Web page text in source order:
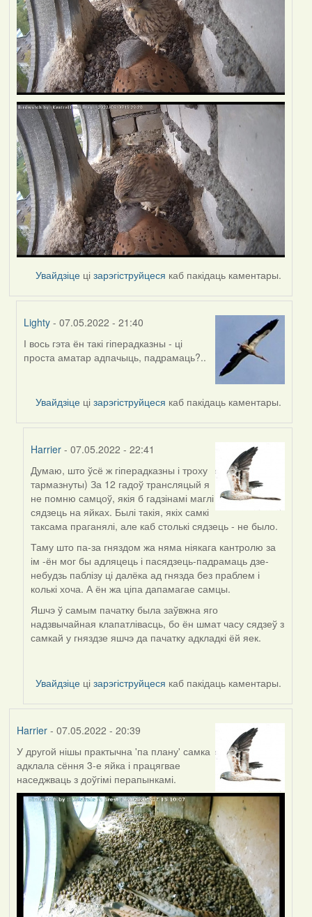
Увайдзіце цізарэгіструйцеся каб пакідаць каментары.
Lighty - 07.05.2022 - 21:40
In
reply
Harrier
І вось гэта ён такі гіперадказны - ці
проста аматар адпачыць, падрамаць?..
Увайдзіце цізарэгіструйцеся каб пакідаць каментары.
Harrier - 07.05.2022 - 22:41
In
reply
to
by
Lighty
Думаю, што ўсё ж гіперадказны і троху
тармазнуты) За 12 гадоў трансляцый я
не помню самцоў, якія б гадзінамі маглі
сядзець на яйках. Былі такія, якіх самкі
таксама праганялі, але каб столькі сядзець - не было.
Таму што па-за гняздом жа няма ніякага кантролю за
ім -ён мог бы адляцець і пасядзець-падрамаць дзе-
небудзь паблізу ці далёка ад гнязда без праблем і
колькі хоча. А ён жа ціпа дапамагае самцы.
Яшчэ ў самым пачатку была заўвжна яго
надзвычайная клапатлівасць, бо ён шмат часу сядзеў з
самкай у гняздзе яшчэ да пачатку адкладкі ёй яек.
Увайдзіце цізарэгіструйцеся каб пакідаць каментары.
Harrier- 07.05.2022 - 20:39
У другой нішы практычна 'па плану' самка
адклала сёння 3-е яйка і працягвае
наседжваць з доўгімі перапынкамі.